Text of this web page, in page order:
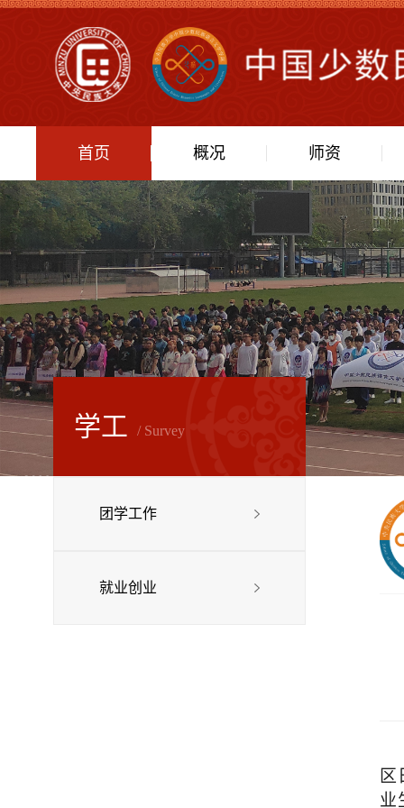
首页 概况 师资
学工 / Survey
团学工作
就业创业
区
业